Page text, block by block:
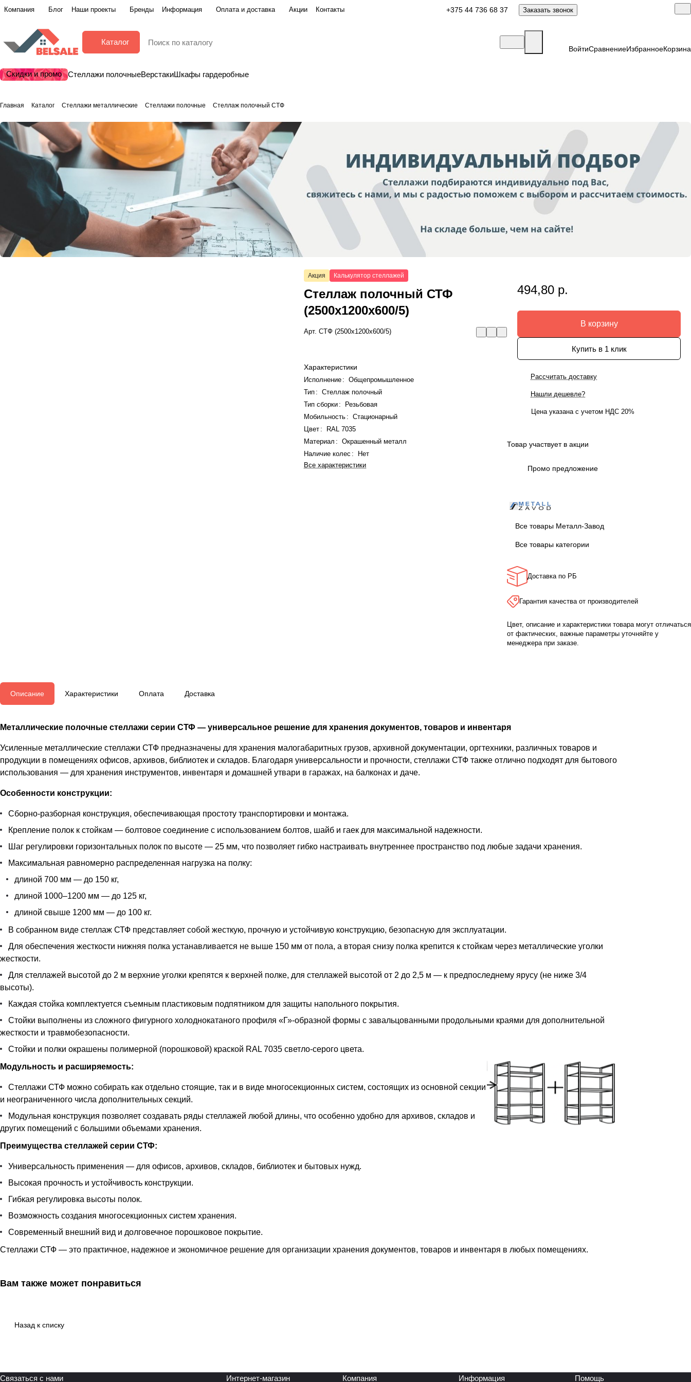
Компания Блог Наши проекты Бренды Информация Оплата и доставка Акции Контакты +375 44 736 68 37 Заказать звонок
Каталог
ВойтиСравнениеИзбранноеКорзина
Скидки и промо Стеллажи полочныеВерстакиШкафы гардеробные
Главная Каталог Стеллажи металлические Стеллажи полочные Стеллаж полочный СТФ
Акция Калькулятор стеллажей
Стеллаж полочный СТФ
(2500x1200x600/5)
Арт.СТФ (2500x1200x600/5)
Характеристики
Исполнение :
Общепромышленное
Тип :
Стеллаж полочный
Тип сборки:
Резьбовая
Мобильность :
Стационарный
Цвет :
RAL 7035
Материал :
Окрашенный металл
Наличие колес :
Нет
Все характеристики
494,80 р.
В корзину
Купить в 1 клик
Рассчитать доставку
Нашли дешевле?
Цена указана с учетом НДС 20%
Товар участвует в акции
Промо предложение
Все товары Металл-Завод
Все товары категории
Доставка по РБ
Гарантия качества от производителей
Цвет, описание и характеристики товара могут отличаться
от фактических, важные параметры уточняйте у
менеджера при заказе.
Описание Характеристики Оплата Доставка
Металлические полочные стеллажи серии СТФ — универсальное решение для хранения документов, товаров и инвентаря
Усиленные металлические стеллажи СТФ предназначены для хранения малогабаритных грузов, архивной документации, оргтехники, различных товаров и
продукции в помещениях офисов, архивов, библиотек и складов. Благодаря универсальности и прочности, стеллажи СТФ также отлично подходят для бытового
использования — для хранения инструментов, инвентаря и домашней утвари в гаражах, на балконах и даче.
Особенности конструкции:
Сборно-разборная конструкция, обеспечивающая простоту транспортировки и монтажа.
Крепление полок к стойкам — болтовое соединение с использованием болтов, шайб и гаек для максимальной надежности.
Шаг регулировки горизонтальных полок по высоте — 25 мм, что позволяет гибко настраивать внутреннее пространство под любые задачи хранения.
Максимальная равномерно распределенная нагрузка на полку:
длиной 700 мм — до 150 кг,
длиной 1000–1200 мм — до 125 кг,
длиной свыше 1200 мм — до 100 кг.
В собранном виде стеллаж СТФ представляет собой жесткую, прочную и устойчивую конструкцию, безопасную для эксплуатации.
Для обеспечения жесткости нижняя полка устанавливается не выше 150 мм от пола, а вторая снизу полка крепится к стойкам через металлические уголки
жесткости.
Для стеллажей высотой до 2 м верхние уголки крепятся к верхней полке, для стеллажей высотой от 2 до 2,5 м — к предпоследнему ярусу (не ниже 3/4
высоты).
Каждая стойка комплектуется съемным пластиковым подпятником для защиты напольного покрытия.
Стойки выполнены из сложного фигурного холоднокатаного профиля «Г»-образной формы с завальцованными продольными краями для дополнительной
жесткости и травмобезопасности.
Стойки и полки окрашены полимерной (порошковой) краской RAL 7035 светло-серого цвета.
Модульность и расширяемость:
Стеллажи СТФ можно собирать как отдельно стоящие, так и в виде многосекционных систем, состоящих из основной секции
и неограниченного числа дополнительных секций.
Модульная конструкция позволяет создавать ряды стеллажей любой длины, что особенно удобно для архивов, складов и
других помещений с большими объемами хранения.
Преимущества стеллажей серии СТФ:
Универсальность применения — для офисов, архивов, складов, библиотек и бытовых нужд.
Высокая прочность и устойчивость конструкции.
Гибкая регулировка высоты полок.
Возможность создания многосекционных систем хранения.
Современный внешний вид и долговечное порошковое покрытие.
Стеллажи СТФ — это практичное, надежное и экономичное решение для организации хранения документов, товаров и инвентаря в любых помещениях.
Вам также может понравиться
Назад к списку
Связаться с нами Интернет-магазин Компания Информация Помощь